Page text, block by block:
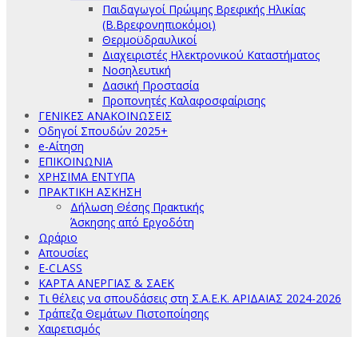
Παιδαγωγοί Πρώιμης Βρεφικής Ηλικίας
(Β.Βρεφονηπιοκόμοι)
Θερμοϋδραυλικοί
Διαχειριστές Ηλεκτρονικού Καταστήματος
Νοσηλευτική
Δασική Προστασία
Προπονητές Καλαφοσφαίρισης
ΓΕΝΙΚΕΣ ΑΝΑΚΟΙΝΩΣΕΙΣ
Οδηγοί Σπουδών 2025+
e-Αίτηση
ΕΠΙΚΟΙΝΩΝΙΑ
ΧΡΗΣΙΜΑ ΕΝΤΥΠΑ
ΠΡΑΚΤΙΚΗ ΑΣΚΗΣΗ
Δήλωση Θέσης Πρακτικής
Άσκησης από Εργοδότη
Ωράριο
Απουσίες
E-CLASS
ΚΑΡΤΑ ΑΝΕΡΓΙΑΣ & ΣΑΕΚ
Τι θέλεις να σπουδάσεις στη Σ.Α.Ε.Κ. ΑΡΙΔΑΙΑΣ 2024-2026
Τράπεζα Θεμάτων Πιστοποίησης
Χαιρετισμός